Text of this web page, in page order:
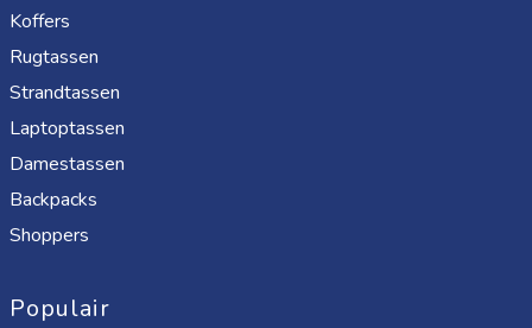
Koffers
Rugtassen
Strandtassen
Laptoptassen
Damestassen
Backpacks
Shoppers
Populair